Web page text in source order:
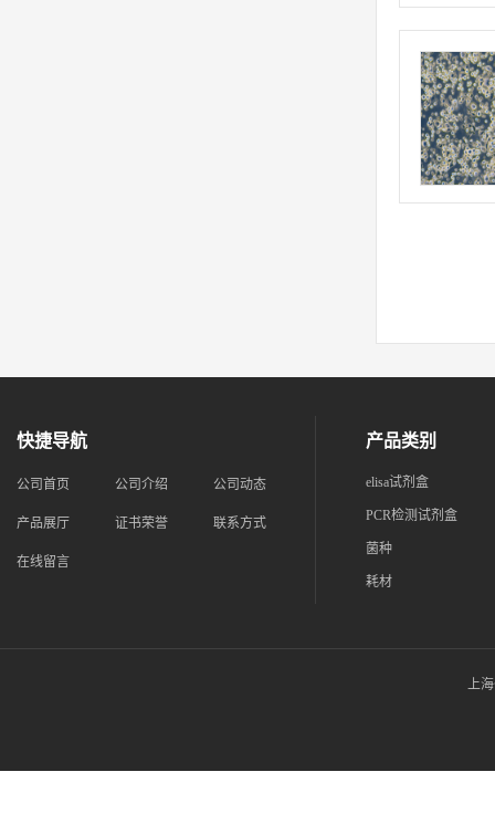
快捷导航
公司首页 公司介绍 公司动态
产品展厅 证书荣誉 联系方式
在线留言
产品类别
elisa试剂盒
PCR检测试剂盒
菌种
耗材
上